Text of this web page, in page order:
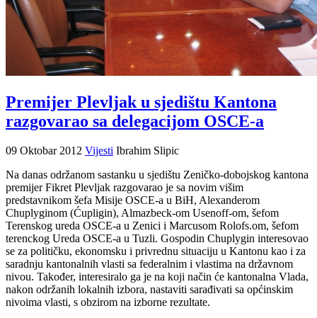
Premijer Plevljak u sjedištu Kantona
razgovarao sa delegacijom OSCE-a
09 Oktobar 2012 Vijesti Ibrahim Slipic
Na danas održanom sastanku u sjedištu Zeničko-dobojskog kantona
premijer Fikret Plevljak razgovarao je sa novim višim
predstavnikom šefa Misije OSCE-a u BiH, Alexanderom
Chuplyginom (Ćupligin), Almazbeck-om Usenoff-om, šefom
Terenskog ureda OSCE-a u Zenici i Marcusom Rolofs.om, šefom
terenckog Ureda OSCE-a u Tuzli. Gospodin Chuplygin interesovao
se za političku, ekonomsku i privrednu situaciju u Kantonu kao i za
saradnju kantonalnih vlasti sa federalnim i vlastima na državnom
nivou. Također, interesiralo ga je na koji način će kantonalna Vlada,
nakon održanih lokalnih izbora, nastaviti sarađivati sa općinskim
nivoima vlasti, s obzirom na izborne rezultate.